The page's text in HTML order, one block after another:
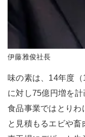
伊藤雅俊社長
味の素は、14年度
に対し75億円増を
食品事業ではとりわ
と見積もるエビや